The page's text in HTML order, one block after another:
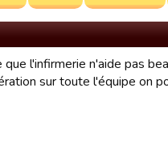
l'infirmerie n'aide pas
sur toute l'équipe on